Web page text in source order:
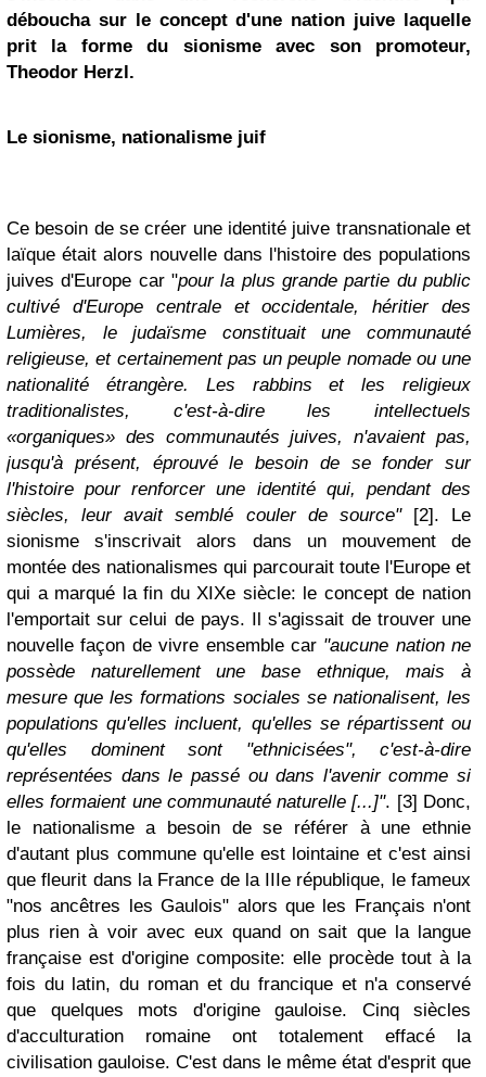
déboucha sur le concept d'une nation juive laquelle
prit la forme du sionisme avec son promoteur,
Theodor Herzl.
Le sionisme, nationalisme juif
Ce besoin de se créer une identité juive transnationale et
laïque était alors nouvelle dans l'histoire des populations
juives d'Europe car "pour la plus grande partie du public
cultivé d'Europe centrale et occidentale, héritier des
Lumières, le judaïsme constituait une communauté
religieuse, et certainement pas un peuple nomade ou une
nationalité étrangère. Les rabbins et les religieux
traditionalistes, c'est-à-dire les intellectuels
«organiques» des communautés juives, n'avaient pas,
jusqu'à présent, éprouvé le besoin de se fonder sur
l'histoire pour renforcer une identité qui, pendant des
siècles, leur avait semblé couler de source"[2]. Le
sionisme s'inscrivait alors dans un mouvement de
montée des nationalismes qui parcourait toute l'Europe et
qui a marqué la fin du XIXe siècle: le concept de nation
l'emportait sur celui de pays. Il s'agissait de trouver une
nouvelle façon de vivre ensemble car "aucune nation ne
possède naturellement une base ethnique, mais à
mesure que les formations sociales se nationalisent, les
populations qu'elles incluent, qu'elles se répartissent ou
qu'elles dominent sont "ethnicisées", c'est-à-dire
représentées dans le passé ou dans l'avenir comme si
elles formaient une communauté naturelle [...]". [3] Donc,
le nationalisme a besoin de se référer à une ethnie
d'autant plus commune qu'elle est lointaine et c'est ainsi
que fleurit dans la France de la IIIe république, le fameux
"nos ancêtres les Gaulois" alors que les Français n'ont
plus rien à voir avec eux quand on sait que la langue
française est d'origine composite: elle procède tout à la
fois du latin, du roman et du francique et n'a conservé
que quelques mots d'origine gauloise. Cinq siècles
d'acculturation romaine ont totalement effacé la
civilisation gauloise. C'est dans le même état d'esprit que